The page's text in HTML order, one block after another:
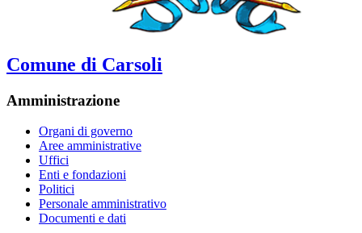
Comune di Carsoli
Amministrazione
Organi di governo
Aree amministrative
Uffici
Enti e fondazioni
Politici
Personale amministrativo
Documenti e dati